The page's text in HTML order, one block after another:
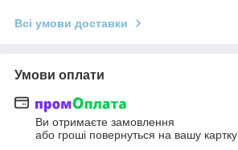
Всі умови доставки
Умови оплати
Ви отримаєте замовлення
або гроші повернуться на вашу картку